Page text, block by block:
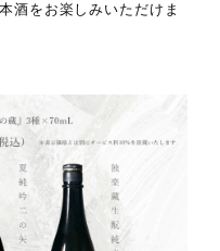
酒をお楽しみいただけま